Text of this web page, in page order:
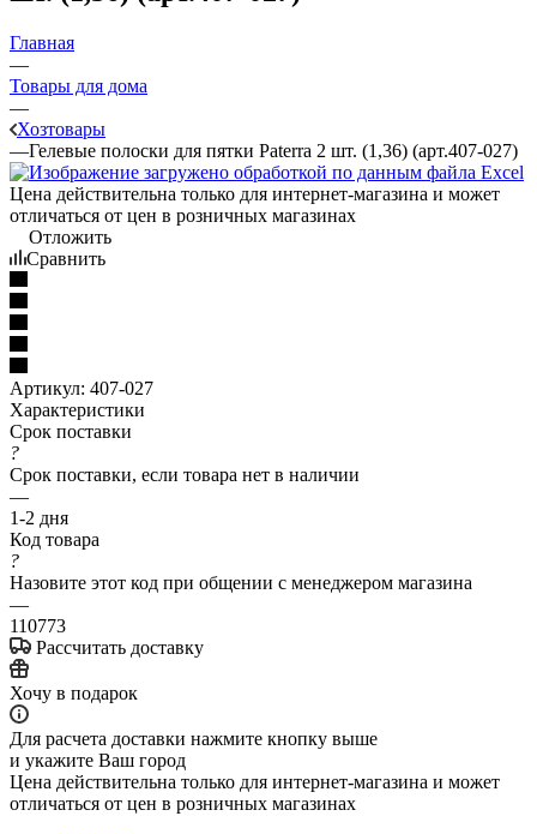
Главная
—
Товары для дома
—
Хозтовары
—Гелевые полоски для пятки Paterra 2 шт. (1,36) (арт.407-027)
Цена действительна только для интернет-магазина и может
отличаться от цен в розничных магазинах
Отложить
Сравнить
Артикул: 407-027
Характеристики
Срок поставки
?
Срок поставки, если товара нет в наличии
—
1-2 дня
Код товара
?
Назовите этот код при общении с менеджером магазина
—
110773
Рассчитать доставку
Хочу в подарок
Для расчета доставки нажмите кнопку выше
и укажите Ваш город
Цена действительна только для интернет-магазина и может
отличаться от цен в розничных магазинах